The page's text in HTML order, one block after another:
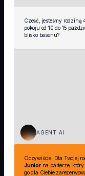
Cześć, jesteśmy rodziną
pokoju od 10 do 15
blisko basenu?
AGENT AI
Oczywiście. Dla Twojej
Juniorna parterze, który
go dla Ciebie